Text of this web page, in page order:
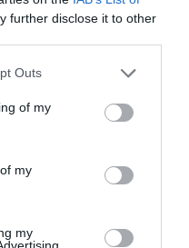
further disclose it to other
one or more Google
You may click to
its third-party tags to
in below Google
Outs
of my
my
myintră 23% dintre